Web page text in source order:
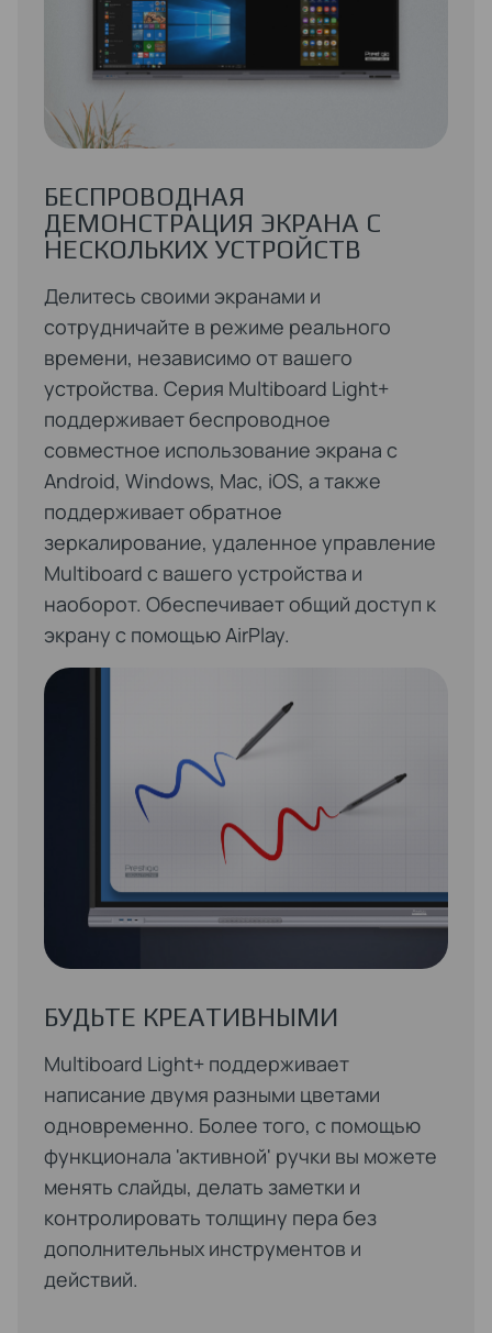
БЕСПРОВОДНАЯ
ДЕМОНСТРАЦИЯ ЭКРАНА С
НЕСКОЛЬКИХ УСТРОЙСТВ
Делитесь своими экранами и
сотрудничайте в режиме реального
времени, независимо от вашего
устройства. Серия Multiboard Light+
поддерживает беспроводное
совместное использование экрана с
Android, Windows, Mac, iOS, а также
поддерживает обратное
зеркалирование, удаленное управление
Multiboard с вашего устройства и
наоборот. Обеспечивает общий доступ к
экрану с помощью AirPlay.
БУДЬТЕ КРЕАТИВНЫМИ
Multiboard Light+ поддерживает
написание двумя разными цветами
одновременно. Более того, с помощью
функционала 'активной' ручки вы можете
менять слайды, делать заметки и
контролировать толщину пера без
дополнительных инструментов и
действий.